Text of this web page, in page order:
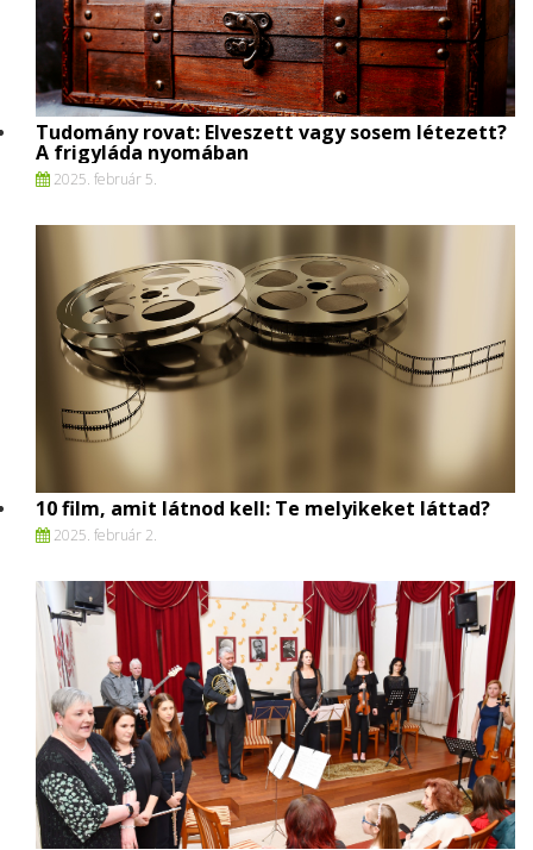
Tudomány rovat: Elveszett vagy sosem létezett?
A frigyláda nyomában
2025. február 5.
10 film, amit látnod kell: Te melyikeket láttad?
2025. február 2.